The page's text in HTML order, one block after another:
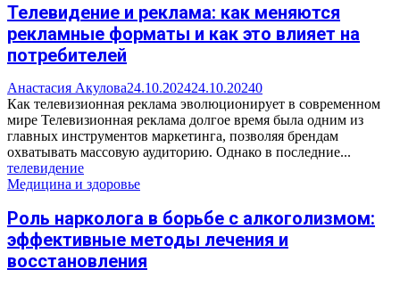
Телевидение и реклама: как меняются
рекламные форматы и как это влияет на
потребителей
Анастасия Акулова24.10.202424.10.20240
Как телевизионная реклама эволюционирует в современном
мире Телевизионная реклама долгое время была одним из
главных инструментов маркетинга, позволяя брендам
охватывать массовую аудиторию. Однако в последние...
телевидение
Медицина и здоровье
Роль нарколога в борьбе с алкоголизмом:
эффективные методы лечения и
восстановления